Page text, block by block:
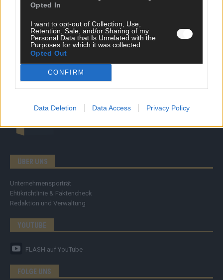
Opted In
I want to opt-out of Collection, Use,
Retention, Sale, and/or Sharing of my
Personal Data that Is Unrelated with the
Purposes for which it was collected.
Opted Out
CONFIRM
Data Deletion Data Access Privacy Policy
Tipps & Tricks
Specials
Meinung
Streams & Storys
Eurovision
ÜBER UNS
Unternehmensporträt
Ehtikrichtlinie & Faktencheck
Redaktion und Verwaltung
YOUTUBE
FLASH auf YouTube
FOLGE UNS